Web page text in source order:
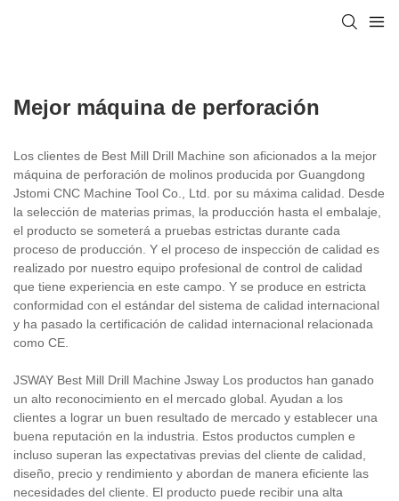
Mejor máquina de perforación
Los clientes de Best Mill Drill Machine son aficionados a la mejor
máquina de perforación de molinos producida por Guangdong
Jstomi CNC Machine Tool Co., Ltd. por su máxima calidad. Desde
la selección de materias primas, la producción hasta el embalaje,
el producto se someterá a pruebas estrictas durante cada
proceso de producción. Y el proceso de inspección de calidad es
realizado por nuestro equipo profesional de control de calidad
que tiene experiencia en este campo. Y se produce en estricta
conformidad con el estándar del sistema de calidad internacional
y ha pasado la certificación de calidad internacional relacionada
como CE.
JSWAY Best Mill Drill Machine Jsway Los productos han ganado
un alto reconocimiento en el mercado global. Ayudan a los
clientes a lograr un buen resultado de mercado y establecer una
buena reputación en la industria. Estos productos cumplen e
incluso superan las expectativas previas del cliente de calidad,
diseño, precio y rendimiento y abordan de manera eficiente las
necesidades del cliente. El producto puede recibir una alta